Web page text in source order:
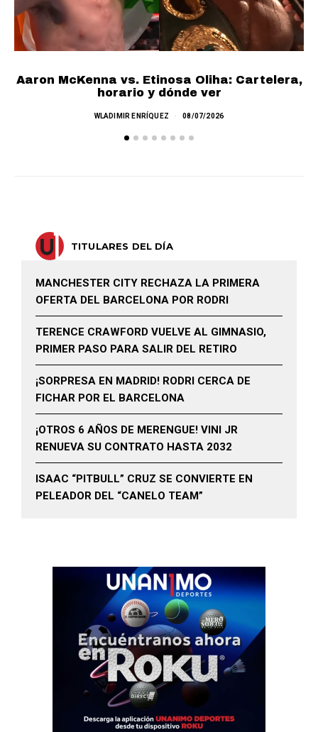
Aaron McKenna vs. Etinosa Oliha: Cartelera,
horario y dónde ver
WLADIMIR ENRÍQUEZ 08/07/2026
TITULARES DEL DÍA
MANCHESTER CITY RECHAZA LA PRIMERA
OFERTA DEL BARCELONA POR RODRI
TERENCE CRAWFORD VUELVE AL GIMNASIO,
PRIMER PASO PARA SALIR DEL RETIRO
¡SORPRESA EN MADRID! RODRI CERCA DE
FICHAR POR EL BARCELONA
¡OTROS 6 AÑOS DE MERENGUE! VINI JR
RENUEVA SU CONTRATO HASTA 2032
ISAAC “PITBULL” CRUZ SE CONVIERTE EN
PELEADOR DEL “CANELO TEAM”